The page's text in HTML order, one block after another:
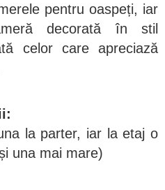
pentru oaspeți, iar
decorată în stil
celor care apreciază
la parter, iar la etaj o
una mai mare)